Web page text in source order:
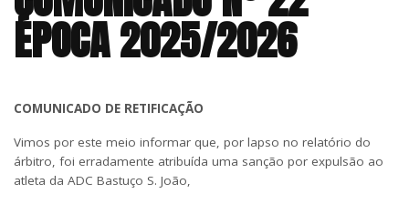
CLUBES
ÉPOCA 2025/2026
COMUNICADO DE RETIFICAÇÃO
Vimos por este meio informar que, por lapso no relatório do
árbitro, foi erradamente atribuída uma sanção por expulsão ao
atleta da ADC Bastuço S. João,